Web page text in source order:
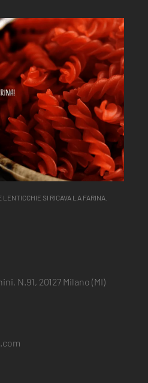
SI RICAVA LA FARINA.
N.91, 20127 Milano (MI)